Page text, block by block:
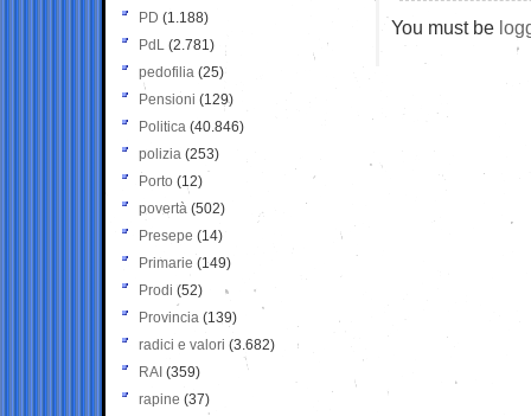
You must be
PD (1.188)
PdL (2.781)
pedofilia (25)
Pensioni (129)
Politica (40.846)
polizia (253)
Porto (12)
povertà (502)
Presepe (14)
Primarie (149)
Prodi (52)
Provincia (139)
radici e valori (3.682)
RAI (359)
rapine (37)